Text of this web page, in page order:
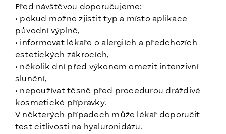
Před návštěvou doporučujeme:
• pokud možno zjistit typ a místo aplikace
původní výplně,
• informovat lékaře o alergiích a předchozích
estetických zákrocích,
• několik dní před výkonem omezit intenzivní
slunění,
• nepoužívat těsně před procedurou dráždivé
kosmetické přípravky.
V některých případech může lékař doporučit
test citlivosti na hyaluronidázu.